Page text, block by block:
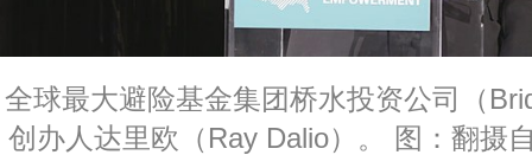
全球最大避险基金集团桥水投资公司（
创办人达里欧（Ray Dalio）。 图：翻摄